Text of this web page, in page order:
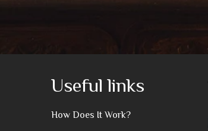
Useful links
How Does It Work?